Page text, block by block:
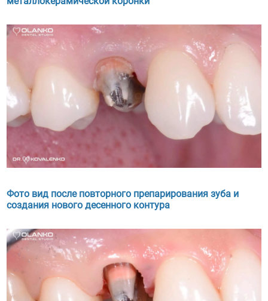
Фото вид после повторного препарирования зуба и
создания нового десенного контура